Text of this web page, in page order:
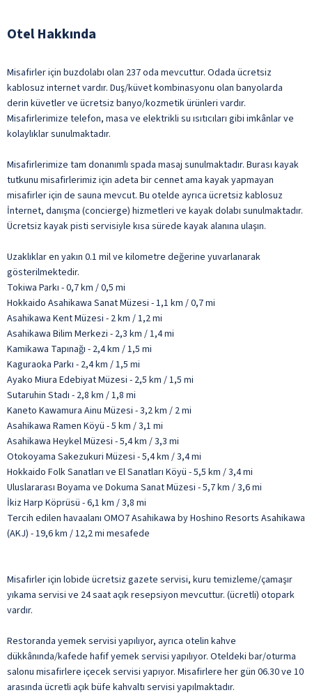
Otel Hakkında
Misafirler için buzdolabı olan 237 oda mevcuttur. Odada ücretsiz
kablosuz internet vardır. Duş/küvet kombinasyonu olan banyolarda
derin küvetler ve ücretsiz banyo/kozmetik ürünleri vardır.
Misafirlerimize telefon, masa ve elektrikli su ısıtıcıları gibi imkânlar ve
kolaylıklar sunulmaktadır.
Misafirlerimize tam donanımlı spada masaj sunulmaktadır. Burası kayak
tutkunu misafirlerimiz için adeta bir cennet ama kayak yapmayan
misafirler için de sauna mevcut. Bu otelde ayrıca ücretsiz kablosuz
İnternet, danışma (concierge) hizmetleri ve kayak dolabı sunulmaktadır.
Ücretsiz kayak pisti servisiyle kısa sürede kayak alanına ulaşın.
Uzaklıklar en yakın 0.1 mil ve kilometre değerine yuvarlanarak
gösterilmektedir.
Tokiwa Parkı - 0,7 km / 0,5 mi
Hokkaido Asahikawa Sanat Müzesi - 1,1 km / 0,7 mi
Asahikawa Kent Müzesi - 2 km / 1,2 mi
Asahikawa Bilim Merkezi - 2,3 km / 1,4 mi
Kamikawa Tapınağı - 2,4 km / 1,5 mi
Kaguraoka Parkı - 2,4 km / 1,5 mi
Ayako Miura Edebiyat Müzesi - 2,5 km / 1,5 mi
Sutaruhin Stadı - 2,8 km / 1,8 mi
Kaneto Kawamura Ainu Müzesi - 3,2 km / 2 mi
Asahikawa Ramen Köyü - 5 km / 3,1 mi
Asahikawa Heykel Müzesi - 5,4 km / 3,3 mi
Otokoyama Sakezukuri Müzesi - 5,4 km / 3,4 mi
Hokkaido Folk Sanatları ve El Sanatları Köyü - 5,5 km / 3,4 mi
Uluslararası Boyama ve Dokuma Sanat Müzesi - 5,7 km / 3,6 mi
İkiz Harp Köprüsü - 6,1 km / 3,8 mi
Tercih edilen havaalanı OMO7 Asahikawa by Hoshino Resorts Asahikawa
(AKJ) - 19,6 km / 12,2 mi mesafede
Misafirler için lobide ücretsiz gazete servisi, kuru temizleme/çamaşır
yıkama servisi ve 24 saat açık resepsiyon mevcuttur. (ücretli) otopark
vardır.
Restoranda yemek servisi yapılıyor, ayrıca otelin kahve
dükkânında/kafede hafif yemek servisi yapılıyor. Oteldeki bar/oturma
salonu misafirlere içecek servisi yapıyor. Misafirlere her gün 06.30 ve 10
arasında ücretli açık büfe kahvaltı servisi yapılmaktadır.